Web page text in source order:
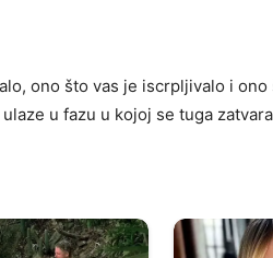
ono što vas je iscrpljivalo i ono
u fazu u kojoj se tuga